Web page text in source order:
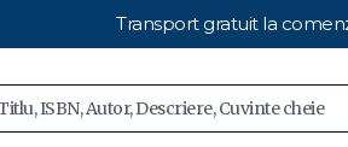
Transport gratuit la